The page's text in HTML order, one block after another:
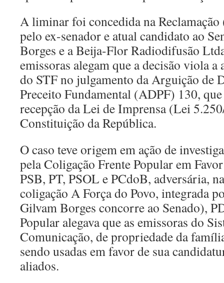
A liminar foi concedida na
pelo ex-senador e atual candidato ao
Borges e a Beija-Flor Radiodifusão
emissoras alegam que a decisão viola
do STF no julgamento da Arguição de
Preceito Fundamental (ADPF) 130,
recepção da Lei de Imprensa (Lei
Constituição da República.
O caso teve origem em ação de
pela Coligação Frente Popular em
PSB, PT, PSOL e PCdoB, adversária,
coligação A Força do Povo, integrada
Gilvam Borges concorre ao Senado),
Popular alegava que as emissoras do
Comunicação, de propriedade da
sendo usadas em favor de sua
aliados.